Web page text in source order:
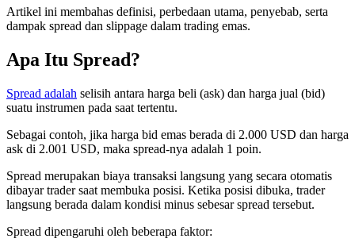
Artikel ini membahas definisi, perbedaan utama, penyebab, serta
dampak spread dan slippage dalam trading emas.
Apa Itu Spread?
Spread adalah selisih antara harga beli (ask) dan harga jual (bid)
suatu instrumen pada saat tertentu.
Sebagai contoh, jika harga bid emas berada di 2.000 USD dan harga
ask di 2.001 USD, maka spread-nya adalah 1 poin.
Spread merupakan biaya transaksi langsung yang secara otomatis
dibayar trader saat membuka posisi. Ketika posisi dibuka, trader
langsung berada dalam kondisi minus sebesar spread tersebut.
Spread dipengaruhi oleh beberapa faktor: